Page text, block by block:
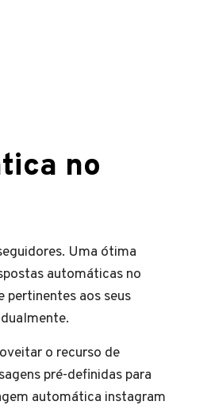
no
Uma ótima
automáticas no
pertinentes aos seus
o recurso de
pré-definidas para
automática instagram